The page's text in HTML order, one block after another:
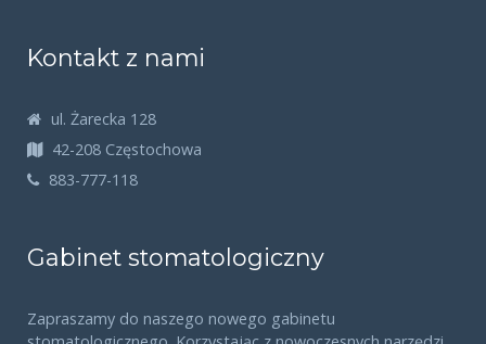
Kontakt z nami
ul. Żarecka 128
42-208 Częstochowa
883-777-118
Gabinet stomatologiczny
Zapraszamy do naszego nowego gabinetu